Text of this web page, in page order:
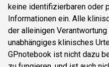
keine identifizierbaren oder
Informationen ein. Alle
der alleinigen
unabhängiges klinisches
GPnotebook ist nicht dazu